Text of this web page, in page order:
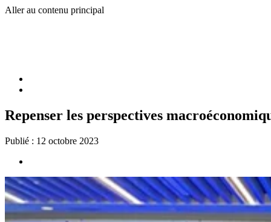
Aller au contenu principal
Repenser les perspectives
Publié : 12 octobre 2023